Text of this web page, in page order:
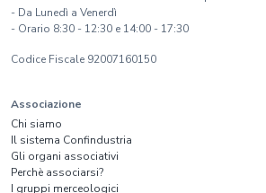
- Da Lunedì a Venerdì
- Orario 8:30 - 12:30 e 14:00 - 17:30
Codice Fiscale 92007160150
Associazione
Chi siamo
Il sistema Confindustria
Gli organi associativi
Perchè associarsi?
I gruppi merceologici